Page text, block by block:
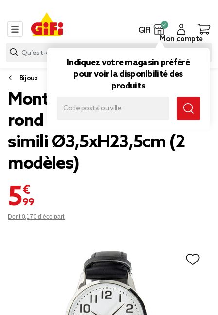
GIFI
Indiquez votre magasin préféré
pour voir la disponibilité des
produits
Mon compte
Bijoux
Montre homme cadran
rond acier argenté bracelet
simili Ø3,5xH23,5cm (2
modèles)
5,99 €
Dont 0,17€ d’éco-part